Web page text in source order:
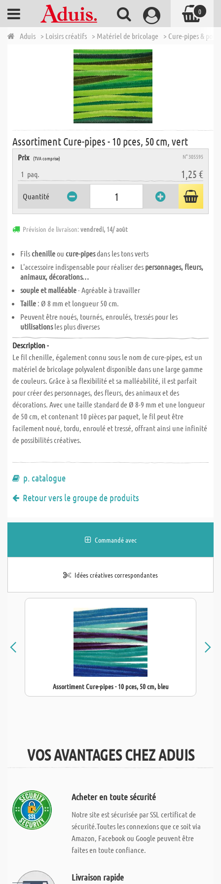
Aduis > Loisirs créatifs > Matériel de bricolage > Cure-pipes &
Assortiment Cure-pipes - 10 pces, 50 cm, vert
Prix (TVA comprise) N° 305595
1 paq. 1,25 €
Quantité
Prévision de livraison:vendredi, 14/ août
Filschenilleou cure-pipesdans les tons verts
L'accessoire indispensable pour réaliser des personnages, fleurs,
animaux, décorations…
souple et malléable- Agréable à travailler
Taille : Ø 8 mm et longueur 50 cm.
Peuvent être noués, tournés, enroulés, tressés pour les
utilisationsles plus diverses
Description -
Le fil chenille, également connu sous le nom de cure-pipes, est un
matériel de bricolage polyvalent disponible dans une large gamme
de couleurs. Grâce à sa flexibilité et sa malléabilité, il est parfait
pour créer des personnages, des fleurs, des animaux et des
décorations. Avec une taille standard de Ø 8-9 mm et une longueur
de 50 cm, et contenant 10 pièces par paquet, le fil peut être
facilement noué, tordu, enroulé et tressé, offrant ainsi une infinité
de possibilités créatives.
p. catalogue
Retour vers le groupe de produits
Commandé avec
Idées créatives correspondantes
Assortiment Cure-pipes - 10 pces, 50 cm, bleu
VOS AVANTAGES CHEZ ADUIS
Acheter en toute sécurité
Notre site est sécurisée par SSL certificat de
sécurité.Toutes les connexions que ce soit via
Amazon, Facebook ou Google peuvent être
faites en toute confiance.
Livraison rapide
0